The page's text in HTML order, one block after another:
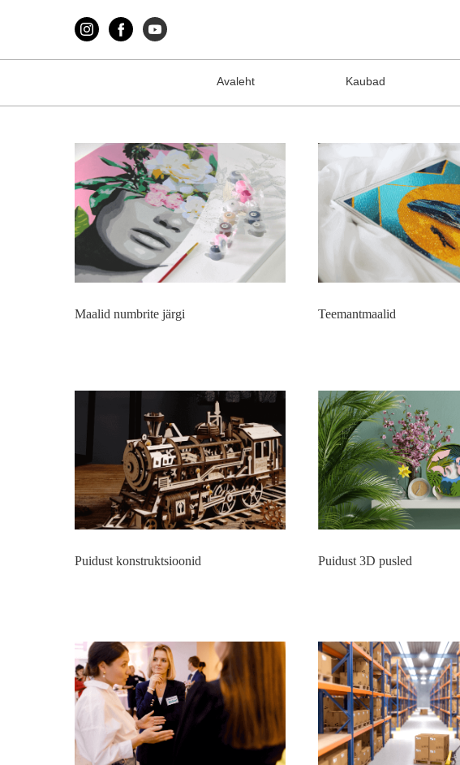
Avaleht Kaubad
Maalid numbrite järgi Teemantmaalid
Puidust konstruktsioonid Puidust 3D pusled